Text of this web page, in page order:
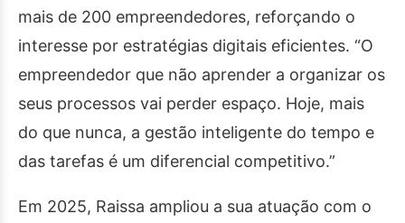
mais de 200 empreendedores, reforçando o
interesse por estratégias digitais eficientes. “O
empreendedor que não aprender a organizar os
seus processos vai perder espaço. Hoje, mais
do que nunca, a gestão inteligente do tempo e
das tarefas é um diferencial competitivo.”
Em 2025, Raissa ampliou a sua atuação com o